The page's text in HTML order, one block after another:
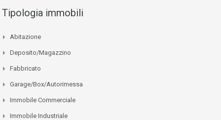
Tipologia immobili
Abitazione
Deposito/Magazzino
Fabbricato
Garage/Box/Autorimessa
Immobile Commerciale
Immobile Industriale